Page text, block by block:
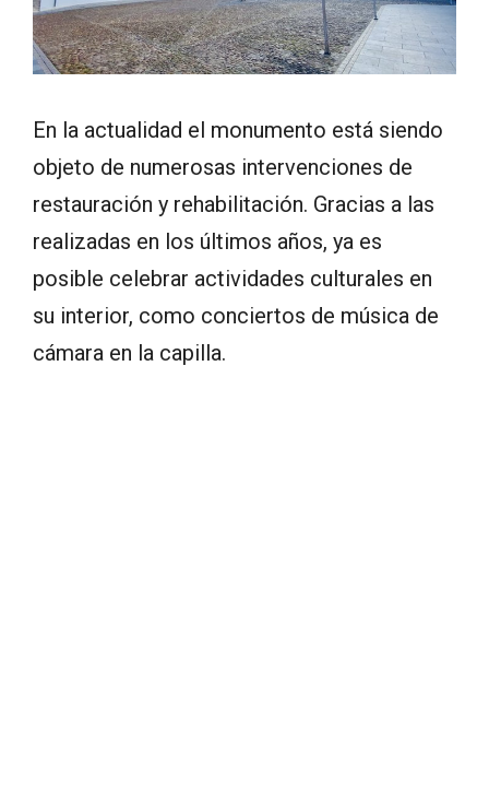
En la actualidad el monumento está siendo
objeto de numerosas intervenciones de
restauración y rehabilitación. Gracias a las
realizadas en los últimos años, ya es
posible celebrar actividades culturales en
su interior, como conciertos de música de
cámara en la capilla.